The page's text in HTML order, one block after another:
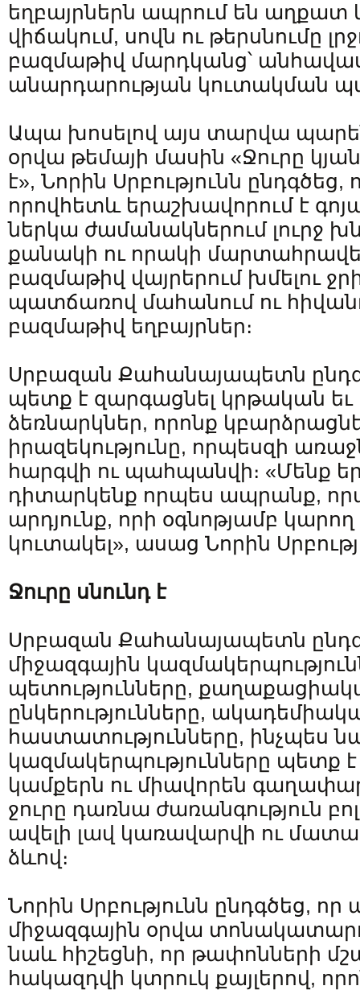
եղբայրներն ապրում են
վիճակում, սովն ու թերսնումը
բազմաթիվ մարդկանց՝
անարդարության կուտակման
Ապա խոսելով այս տարվա
օրվա թեմայի մասին «Ջուրը
է», Նորին Սրբությունն ընդգծեց,
որովհետև երաշխավորում է
ներկա ժամանակներում լուրջ
քանակի ու որակի
բազմաթիվ վայրերում խմելու
պատճառով մահանում ու
բազմաթիվ եղբայրներ։
Սրբազան Քահանայապետն
պետք է զարգացնել կրթական եւ
ձեռնարկներ, որոնք
իրազեկությունը, որպեսզի
հարգվի ու պահպանվի։ «Մենք
դիտարկենք որպես ապրանք,
արդյունք, որի օգնոթյամբ
կուտակել», ասաց Նորին
Ջուրը սնունդ է
Սրբազան Քահանայապետն
միջազգային
պետությունները,
ընկերությունները,
հաստատությունները, ինչպես
կազմակերպությունները պետք
կամքերն ու միավորեն
ջուրը դառնա ժառանգություն
ավելի լավ կառավարվի ու
ձևով։
Նորին Սրբությունն ընդգծեց,
միջազգային օրվա
նաև հիշեցնի, որ թափոնների
հակազդվի կտրուկ քայլերով,